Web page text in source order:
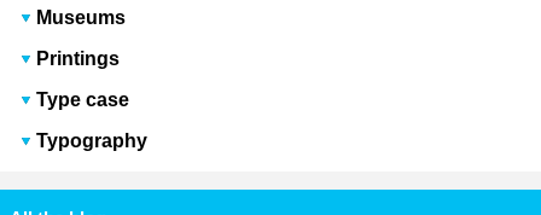
Museums
Printings
Type case
Typography